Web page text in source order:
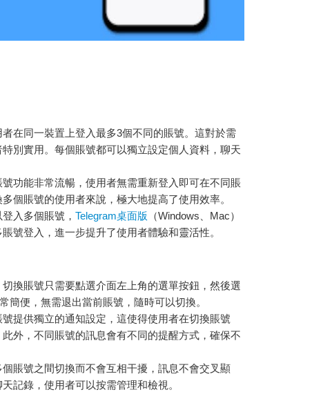
者在同一裝置上登入最多3個不同的賬號。這對於需
別實用。每個賬號都可以獨立設定個人資料，聊天
號功能非常流暢，使用者無需重新登入即可在不同賬
個賬號的使用者來說，極大地提高了使用效率。
入多個賬號， Telegram桌面版 （Windows、Mac）
號登入，進一步提升了使用者體驗和靈活性。
切換賬號只需要點選介面左上角的選單按鈕，然後選
簡便，無需退出當前賬號，隨時可以切換。
號提供獨立的通知設定，這使得使用者在切換賬號
外，不同賬號的訊息會有不同的提醒方式，確保不
個賬號之間切換而不會互相干擾，訊息不會交叉顯
記錄，使用者可以按需管理和檢視。